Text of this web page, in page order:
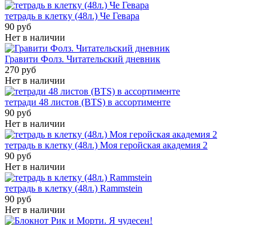
тетрадь в клетку (48л.) Че Гевара
90 руб
Нет в наличии
Гравити Фолз. Читательский дневник
270 руб
Нет в наличии
тетради 48 листов (BTS) в ассортименте
90 руб
Нет в наличии
тетрадь в клетку (48л.) Моя геройская академия 2
90 руб
Нет в наличии
тетрадь в клетку (48л.) Rammstein
90 руб
Нет в наличии